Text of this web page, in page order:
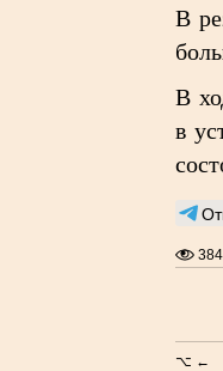
В
В
в
⌥ ←